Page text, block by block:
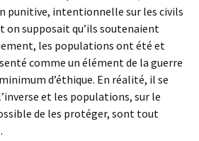
punitive, intentionnelle sur les civils
on supposait qu’ils soutenaient
les populations ont été et
comme un élément de la guerre
d’éthique. En réalité, il se
et les populations, sur le
de les protéger, sont tout